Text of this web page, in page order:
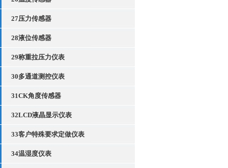
27压力传感器
28液位传感器
29称重拉压力仪表
30多通道测控仪表
31CK角度传感器
32LCD液晶显示仪表
33客户特殊要求定做仪表
34温湿度仪表